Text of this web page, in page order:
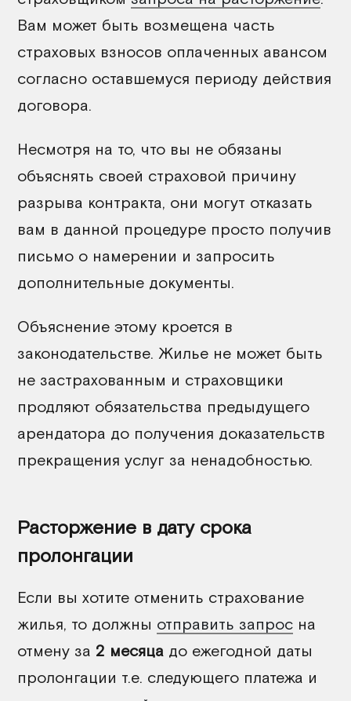
Вам может быть возмещена часть
страховых взносов оплаченных авансом
согласно оставшемуся периоду действия
договора.
Несмотря на то, что вы не обязаны
объяснять своей страховой причину
разрыва контракта, они могут отказать
вам в данной процедуре просто получив
письмо о намерении и запросить
дополнительные документы.
Объяснение этому кроется в
законодательстве. Жилье не может быть
не застрахованным и страховщики
продляют обязательства предыдущего
арендатора до получения доказательств
прекращения услуг за ненадобностью.
Расторжение в дату срока
пролонгации
Если вы хотите отменить страхование
жилья, то должны отправить запрос на
отмену за 2 месяца до ежегодной даты
пролонгации т.е. следующего платежа и